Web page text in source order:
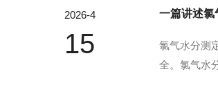
2026-4
15
一篇讲述氯
氯气水分测
全。氯气水